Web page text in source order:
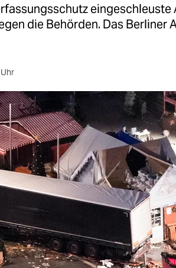
die Behörden. Das Berliner